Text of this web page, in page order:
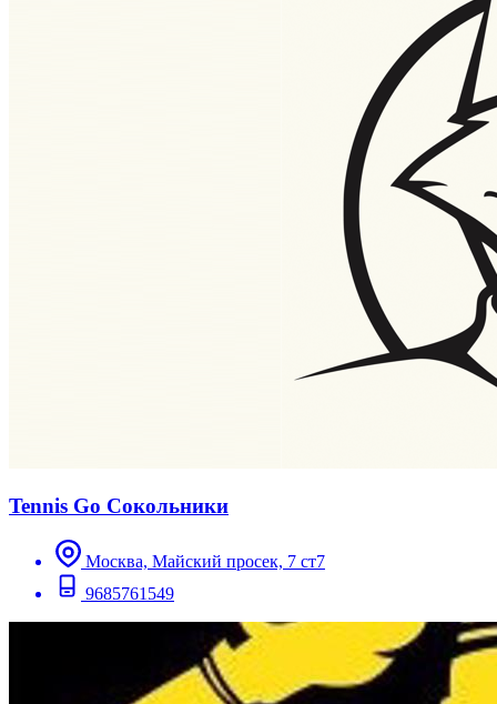
Tennis Go Сокольники
Москва, Майский просек, 7 ст7
9685761549